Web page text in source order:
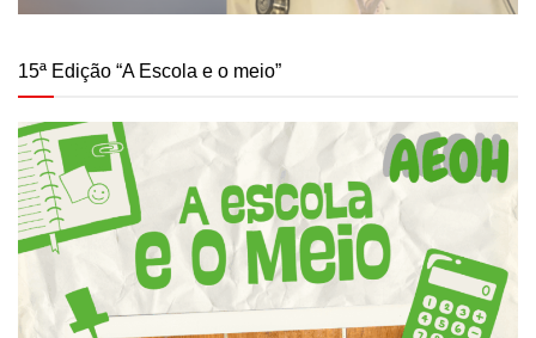
15ª Edição “A Escola e o meio”